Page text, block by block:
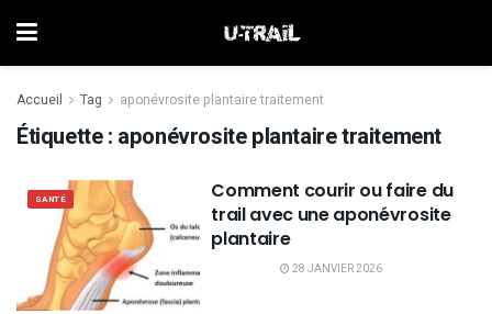
Accueil Tag aponévrosite plantaire traitement
Étiquette : aponévrosite plantaire traitement
SANTÉ
Comment courir ou faire du
trail avec une aponévrosite
plantaire
28 JANVIER 2026